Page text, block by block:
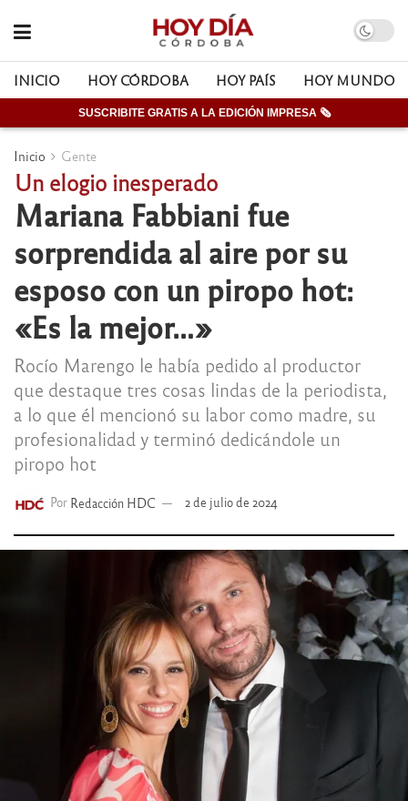
INICIO HOY CÓRDOBA HOY PAÍS HOY MUNDO
SUSCRIBITE GRATIS A LA EDICIÓN IMPRESA 🗞
Inicio Gente
Un elogio inesperado
Mariana Fabbiani fue
sorprendida al aire por su
esposo con un piropo hot:
«Es la mejor…»
Rocío Marengo le había pedido al productor
que destaque tres cosas lindas de la periodista,
a lo que él mencionó su labor como madre, su
profesionalidad y terminó dedicándole un
piropo hot
Por Redacción HDC 2 de julio de 2024